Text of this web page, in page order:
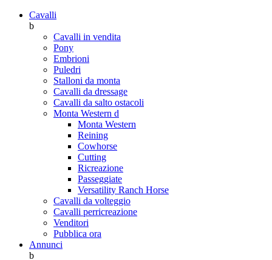
Cavalli
b
Cavalli in vendita
Pony
Embrioni
Puledri
Stalloni da monta
Cavalli da dressage
Cavalli da salto ostacoli
Monta Western d
Monta Western
Reining
Cowhorse
Cutting
Ricreazione
Passeggiate
Versatility Ranch Horse
Cavalli da volteggio
Cavalli perricreazione
Venditori
Pubblica ora
Annunci
b